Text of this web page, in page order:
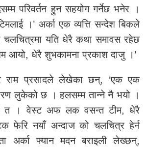
परिवर्तन हुन सहयोग गर्नेछ भनेर ।
।’ अर्का एक व्यत्ति सन्देश बिकले
यति धेरै कथा समावस रहेछ
आयो, धेरै शुभकामना प्रकाश दाजु ।’
राम प्रसादले लेखेका छन्, ‘एक एक
लुकेको छ । हलसम्म तान्ने नै भयो ।
त । वेस्ट अफ लक वसन्त टीम, धेरै
फेरि नयाँ अन्दाज को चलचित्र हेर्न
अर्का फ्यान मदन बराइली लेख्छन्,